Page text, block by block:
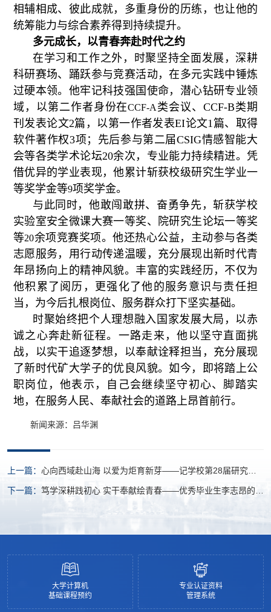
相辅相成、彼此成就，多重身份的历练，也让他的
统筹能力与综合素养得到持续提升。
多元成长，以青春奔赴时代之约
在学习和工作之外，时聚坚持全面发展，深耕
科研赛场、踊跃参与竞赛活动，在多元实践中锤炼
过硬本领。他牢记科技强国使命，潜心钻研专业领
域，以第二作者身份在CCF-A 类会议、CCF-B类期
刊发表论文2篇，以第一作者发表EI论文1篇、取得
软件著作权3项；先后参与第二届CSIG情感智能大
会等各类学术论坛20余次，专业能力持续精进。凭
借优异的学业表现，他累计斩获校级研究生学业一
等奖学金等9项奖学金。
与此同时，他敢闯敢拼、奋勇争先，斩获学校
实验室安全微课大赛一等奖、院研究生论坛一等奖
等20余项竞赛奖项。他还热心公益，主动参与各类
志愿服务，用行动传递温暖，充分展现出新时代青
年昂扬向上的精神风貌。丰富的实践经历，不仅为
他积累了阅历，更强化了他的服务意识与责任担
当，为今后扎根岗位、服务群众打下坚实基础。
时聚始终把个人理想融入国家发展大局，以赤
诚之心奔赴新征程。一路走来，他以坚守直面挑
战，以实干追逐梦想，以奉献诠释担当，充分展现
了新时代矿大学子的优良风貌。如今， 即将踏上公
职岗位，他表示，自己会继续坚守初心、脚踏实
地，在服务人民、奉献社会的道路上昂首前行。
新闻来源：吕华渊
上一篇： 心向西域赴山海 以爱为炬育新芽——记学校第28届研究生
支教团成员吴士博
下一篇： 笃学深耕践初心 实干奉献绘青春——优秀毕业生李志昂的成
大学计算机
基础课程预约
专业认证资料
管理系统